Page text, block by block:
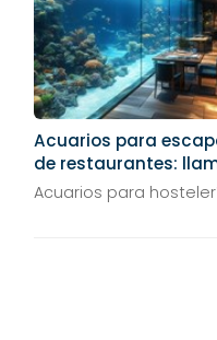
Acuarios para
de restaurantes:
atención de la calle
Acuarios para